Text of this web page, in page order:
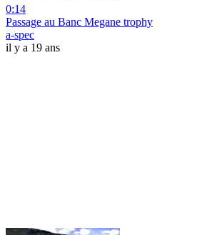
0:14
Passage au Banc Megane trophy
a-spec
il y a 19 ans